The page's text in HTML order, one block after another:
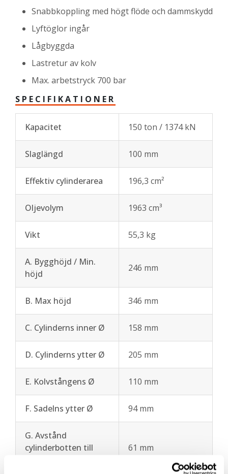
Snabbkoppling med högt flöde och dammskydd
Lyftöglor ingår
Lågbyggda
Lastretur av kolv
Max. arbetstryck 700 bar
SPECIFIKATIONER
Kapacitet 150 ton / 1374 kN
Slaglängd 100 mm
Effektiv cylinderarea 196,3 cm²
Oljevolym 1963 cm³
Vikt 55,3 kg
A. Bygghöjd / Min.
höjd
246 mm
B. Max höjd 346 mm
C. Cylinderns inner Ø 158 mm
D. Cylinderns ytter Ø 205 mm
E. Kolvstångens Ø 110 mm
F. Sadelns ytter Ø 94 mm
G. Avstånd
cylinderbotten till
61 mm